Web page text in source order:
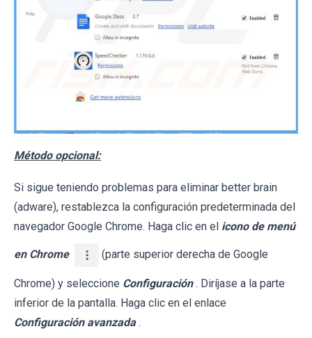
Método opcional:
Si sigue teniendo problemas para eliminar better brain
(adware), restablezca la configuración predeterminada del
navegador Google Chrome. Haga clic en el icono de menú
en Chrome (parte superior derecha de Google
Chrome) y seleccione Configuración . Diríjase a la parte
inferior de la pantalla. Haga clic en el enlace
Configuración avanzada .